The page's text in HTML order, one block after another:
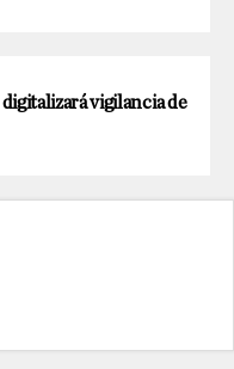
vigilancia de